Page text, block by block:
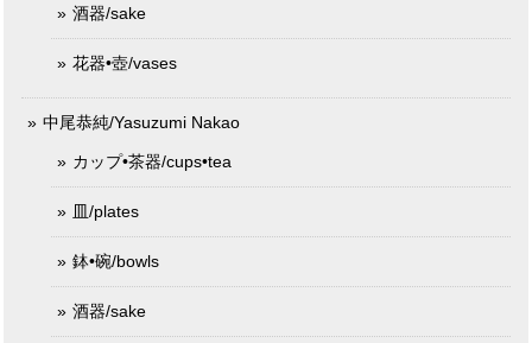
酒器/sake
花器•壺/vases
中尾恭純/Yasuzumi Nakao
カップ•茶器/cups•tea
皿/plates
鉢•碗/bowls
酒器/sake